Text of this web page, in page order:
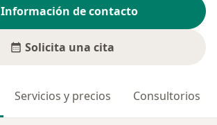
Información de contacto
Solicita una cita
Servicios y precios Consultorios